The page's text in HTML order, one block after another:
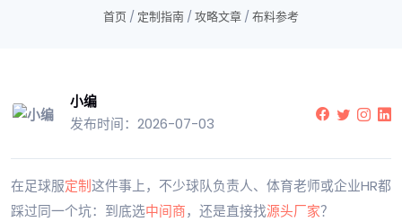
首页 / 定制指南 / 攻略文章 / 布料参考
小编
发布时间：2026-07-03
在足球服定制这件事上，不少球队负责人、体育老师或企业HR都
踩过同一个坑：到底选中间商，还是直接找源头厂家？